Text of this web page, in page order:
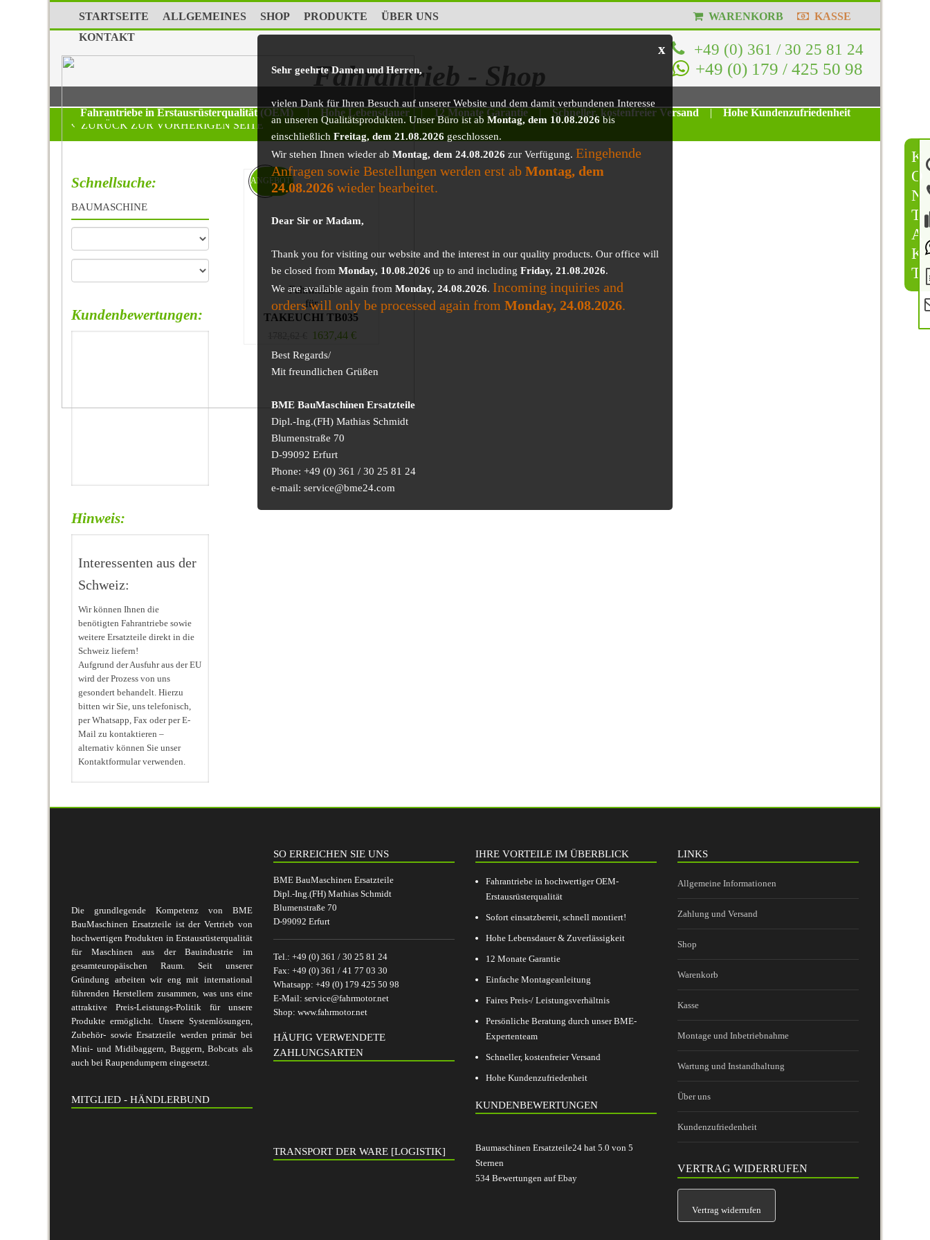
K
O
N
T
A
K
T
STARTSEITE ALLGEMEINES SHOP PRODUKTE
ÜBER UNS
KONTAKT
WARENKORB KASSE
+49 (0) 361 / 30 25 81 24
+49 (0) 179 / 425 50 98
Fahrantrieb - Shop
x
Sehr geehrte Damen und Herren,
vielen Dank für Ihren Besuch auf unserer Website und dem damit verbundenen Interesse
an unseren Qualitätsprodukten. Unser Büro ist ab Montag, dem 10.08.2026bis
einschließlich Freitag, dem 21.08.2026 geschlossen.
Wir stehen Ihnen wieder ab Montag, dem 24.08.2026 zur Verfügung. Eingehende
Anfragen sowie Bestellungen werden erst ab Montag, dem
24.08.2026 wieder bearbeitet.
Dear Sir or Madam,
Thank you for visiting our website and the interest in our quality products. Our office will
be closed from Monday, 10.08.2026 up to and including Friday, 21.08.2026.
We are available again from Monday, 24.08.2026. Incoming inquiries and
orders will only be processed again from Monday, 24.08.2026.
Best Regards/
Mit freundlichen Grüßen
BME BauMaschinen Ersatzteile
Dipl.-Ing.(FH) Mathias Schmidt
Blumenstraße 70
D-99092 Erfurt
Phone: +49 (0) 361 / 30 25 81 24
e-mail: service@bme24.com
Fahrantriebe in Erstausrüsterqualität (OEM) | Hohe Lebensdauer | 12 Monate Garantie | Schneller, kostenfreier Versand |
Hohe Kundenzufriedenheit
ZURÜCK ZUR VORHERIGEN SEITE
Fahrmotor
für
TAKEUCHI TB035
1637,44€
ANGEBOT!
Schnellsuche:
BAUMASCHINE
Kundenbewertungen:
Hinweis:
Interessenten aus der
Schweiz:
Wir können Ihnen die
benötigten Fahrantriebe sowie
weitere Ersatzteile direkt in die
Schweiz liefern!
Aufgrund der Ausfuhr aus der EU
wird der Prozess von uns
gesondert behandelt. Hierzu
bitten wir Sie, uns telefonisch,
per Whatsapp, Fax oder per E-
Mail zu kontaktieren –
alternativ können Sie unser
Kontaktformular verwenden.
Die grundlegende Kompetenz von BME
BauMaschinen Ersatzteile ist der Vertrieb von
hochwertigen Produkten in Erstausrüsterqualität
für Maschinen aus der Bauindustrie im
gesamteuropäischen Raum. Seit unserer
Gründung arbeiten wir eng mit international
führenden Herstellern zusammen, was uns eine
attraktive Preis-Leistungs-Politik für unsere
Produkte ermöglicht. Unsere Systemlösungen,
Zubehör- sowie Ersatzteile werden primär bei
Mini- und Midibaggern, Baggern, Bobcats als
auch bei Raupendumpern eingesetzt.
MITGLIED - HÄNDLERBUND
SO ERREICHEN SIE UNS
BME BauMaschinen Ersatzteile
Dipl.-Ing.(FH) Mathias Schmidt
Blumenstraße 70
D-99092 Erfurt
Tel.: +49 (0) 361 / 30 25 81 24
Fax: +49 (0) 361 / 41 77 03 30
Whatsapp: +49 (0) 179 425 50 98
E-Mail: service@fahrmotor.net
Shop: www.fahrmotor.net
HÄUFIG VERWENDETE
ZAHLUNGSARTEN
TRANSPORT DER WARE [LOGISTIK]
IHRE VORTEILE IM ÜBERBLICK
Fahrantriebe in hochwertiger OEM-
Erstausrüsterqualität
Sofort einsatzbereit, schnell montiert!
Hohe Lebensdauer & Zuverlässigkeit
12 Monate Garantie
Einfache Montageanleitung
Faires Preis-/ Leistungsverhältnis
Persönliche Beratung durch unser BME-
Expertenteam
Schneller, kostenfreier Versand
Hohe Kundenzufriedenheit
KUNDENBEWERTUNGEN
Baumaschinen Ersatzteile24 hat 5.0 von 5
Sternen
534 Bewertungen auf Ebay
LINKS
Allgemeine Informationen
Zahlung und Versand
Shop
Warenkorb
Kasse
Montage und Inbetriebnahme
Wartung und Instandhaltung
Über uns
Kundenzufriedenheit
VERTRAG WIDERRUFEN
Vertrag widerrufen